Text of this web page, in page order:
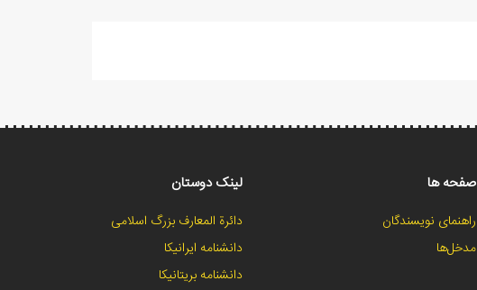
صفحه ها
راهنمای نویسندگان
مدخل‌ها
لینک دوستان
دائرة المعارف بزرگ اسلامی
دانشنامه ایرانیکا
دانشنامه بریتانیکا